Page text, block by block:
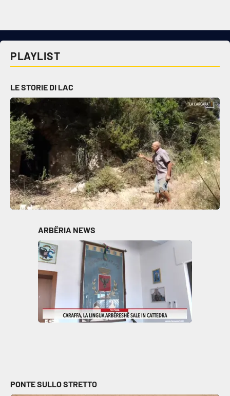
PLAYLIST
LE STORIE DI LAC
ARBËRIA NEWS
PONTE SULLO STRETTO